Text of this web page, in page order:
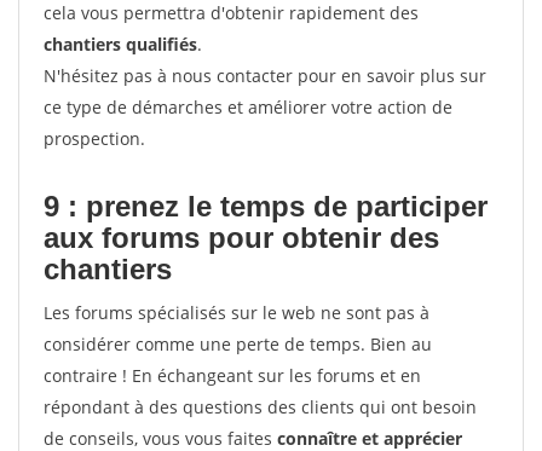
cela vous permettra d'obtenir rapidement des
chantiers qualifiés.
N'hésitez pas à nous contacter pour en savoir plus sur
ce type de démarches et améliorer votre action de
prospection.
9 : prenez le temps de participer
aux forums pour obtenir des
chantiers
Les forums spécialisés sur le web ne sont pas à
considérer comme une perte de temps. Bien au
contraire ! En échangeant sur les forums et en
répondant à des questions des clients qui ont besoin
de conseils, vous vous faites connaître et apprécier